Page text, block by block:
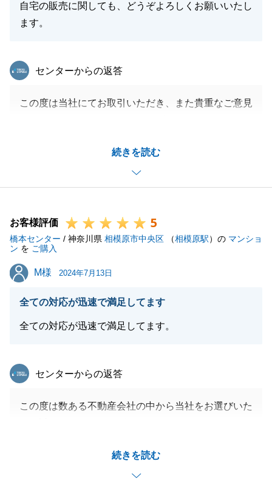
自宅の販売に関しても、どうぞよろしくお願いいたし
ます。
続きを読む
東急リバブル
センターからの返答
この度は当社にてお取引いただき、また貴重なご意見
伝いでき、またお役にたてたこと大変光栄に思いま
スピーディーな対応とお褒めいただき、誠にありがと
いただいたお言葉を励みに、日々精進してまいります
ので、今後ともよろしくお願い申し上げます。
お困り事などございましたら、お気軽にお声掛けくだ
さい。
閉じる
お客様評価 5
橋本センター / 神奈川県 相模原市中央区 （相模原駅）の マンショ
ン を ご購入
M様
M様 2024年7月13日
全ての対応が迅速で満足してます
全ての対応が迅速で満足してます。
続きを読む
東急リバブル
センターからの返答
この度は数ある不動産会社の中から当社をお選びいた
もしまた何かご相談等ございましたらお気軽にご連絡